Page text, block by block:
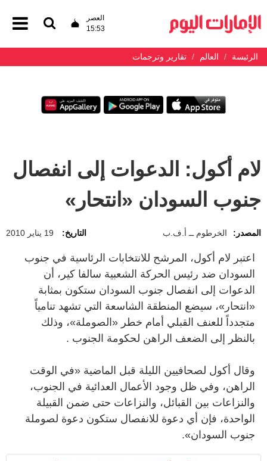
العصر
15:53
الرئيسة العالم تقارير وترجمات
لام أكول: الدعوات إلى انفصال
جنوب السودان «انتحار»
المصدر: الخرطوم ــ أ.ف.ب التاريخ: 19 يناير 2010
اعتبر لام أكول، المرشح للانتخابات الرئاسية في جنوب
السودان ضد رئيس الحركة الشعبية سالفا كير، أن
الدعوات إلى انفصال جنوب السودان ستكون بمثابة
«انتحار»، سيضع المنطقة الشاسعة التي تشهد تنامياً
متجدداً للعنف القبلي أمام خطر «الصوملة»، وذلك
بالنظر إلى الضعف الراهن لحكومة الجنوب .
وقال أكول لصحافيين الليلة قبل الماضية «في الوقت
الراهن، وفي ظل وجود الأعمال العدائية في الجنوب،
والنزاعات بين القبائل، والنزاعات حتى ضمن القبيلة
الواحدة، فإن أي دعوة للانفصال ستكون دعوة لصوملة
جنوب السودان».